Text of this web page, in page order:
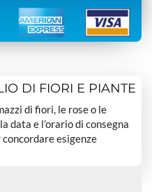
DI FIORI E PIANTE
di fiori, le rose o le
data e l’orario di consegna
concordare esigenze